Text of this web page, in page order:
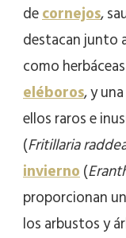
decornejos,
destacan junto
como
eléboros, y
ellos raros e
(Fritillaria
invierno(
proporcionan
los arbustos y